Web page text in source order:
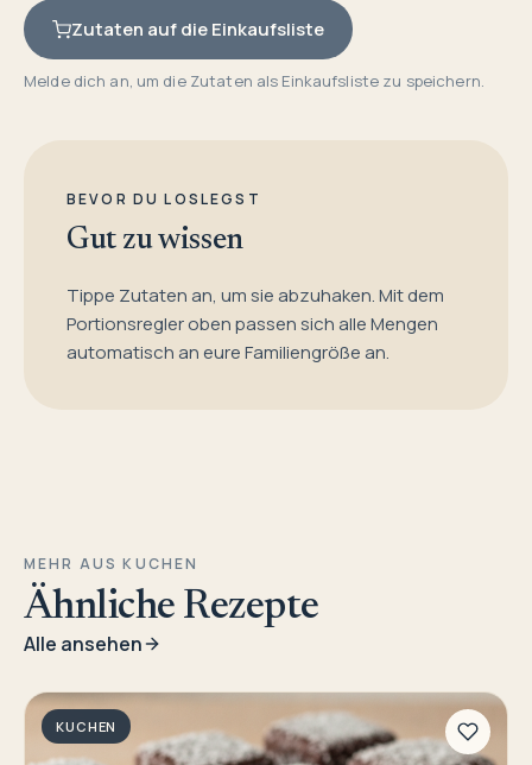
Zutaten auf die Einkaufsliste
Melde dich an, um die Zutaten als Einkaufsliste zu speichern.
BEVOR DU LOSLEGST
Gut zu wissen
Tippe Zutaten an, um sie abzuhaken. Mit dem
Portionsregler oben passen sich alle Mengen
automatisch an eure Familiengröße an.
MEHR AUS KUCHEN
Ähnliche Rezepte
Alle ansehen
KUCHEN